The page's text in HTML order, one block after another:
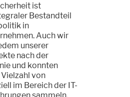
ist
Bestandteil
in
Auch wir
unserer
nach der
und konnten
von
im Bereich der IT-